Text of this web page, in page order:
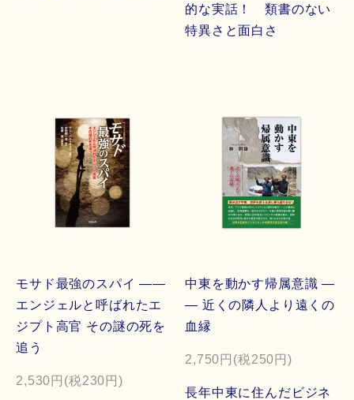
的な実話！ 類書のない
特異さと面白さ
モサド最強のスパイ ――
エンジェルと呼ばれたエ
ジプト高官 その謎の死を
追う
2,530円(税230円)
中東を動かす帰属意識 ―
― 近くの隣人より遠くの
血縁
2,750円(税250円)
長年中東に住んだビジネ